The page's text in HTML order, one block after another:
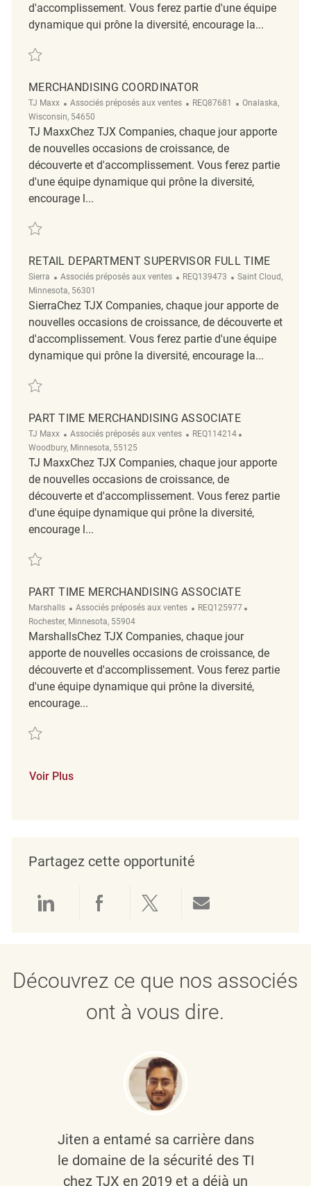
d'accomplissement. Vous ferez partie d'une équipe
dynamique qui prône la diversité, encourage la...
Sauvegarder Merchandise Coordinator REQ136424
MERCHANDISING COORDINATOR
TJ Maxx Catégorie
Associés préposés aux ventes ReqId
REQ87681 Emplacement
Onalaska,
Wisconsin, 54650
TJ MaxxChez TJX Companies, chaque jour apporte
de nouvelles occasions de croissance, de
découverte et d'accomplissement. Vous ferez partie
d'une équipe dynamique qui prône la diversité,
encourage l...
Sauvegarder Merchandising Coordinator REQ87681
RETAIL DEPARTMENT SUPERVISOR FULL TIME
Sierra Catégorie
Associés préposés aux ventes ReqId
REQ139473 Emplacement
Saint Cloud,
Minnesota, 56301
SierraChez TJX Companies, chaque jour apporte de
nouvelles occasions de croissance, de découverte et
d'accomplissement. Vous ferez partie d'une équipe
dynamique qui prône la diversité, encourage la...
Sauvegarder Retail Department Supervisor Full Time REQ139473
PART TIME MERCHANDISING ASSOCIATE
TJ Maxx Catégorie
Associés préposés aux ventes ReqId
REQ114214
Woodbury, Minnesota, 55125
TJ MaxxChez TJX Companies, chaque jour apporte
de nouvelles occasions de croissance, de
découverte et d'accomplissement. Vous ferez partie
d'une équipe dynamique qui prône la diversité,
encourage l...
Sauvegarder Part Time Merchandising Associate REQ114214
PART TIME MERCHANDISING ASSOCIATE
Marshalls Catégorie
Associés préposés aux ventes ReqId
REQ125977
Rochester, Minnesota, 55904
MarshallsChez TJX Companies, chaque jour
apporte de nouvelles occasions de croissance, de
découverte et d'accomplissement. Vous ferez partie
d'une équipe dynamique qui prône la diversité,
encourage...
Sauvegarder Part Time Merchandising Associate REQ125977
Voir Plus
Partagez cette opportunité
Partager via LinkedIn
Partager via Facebook
Partager via twitter
Découvrez ce que nos associés
ont à vous dire.
Jiten a entamé sa carrière dans
le domaine de la sécurité des TI
chez TJX en 2019 et a déjà un